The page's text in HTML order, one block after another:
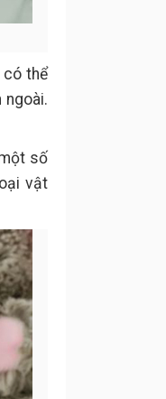
có thể
số
vật